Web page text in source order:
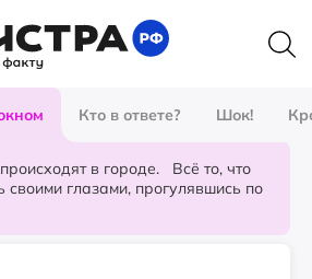
Кто в ответе? Шок!
в городе. Всё то, что
своими глазами, прогулявшись по